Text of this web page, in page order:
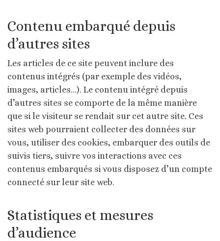
Contenu embarqué depuis
d’autres sites
Les articles de ce site peuvent inclure des
contenus intégrés (par exemple des vidéos,
images, articles…). Le contenu intégré depuis
d’autres sites se comporte de la même manière
que si le visiteur se rendait sur cet autre site. Ces
sites web pourraient collecter des données sur
vous, utiliser des cookies, embarquer des outils de
suivis tiers, suivre vos interactions avec ces
contenus embarqués si vous disposez d’un compte
connecté sur leur site web.
Statistiques et mesures
d’audience